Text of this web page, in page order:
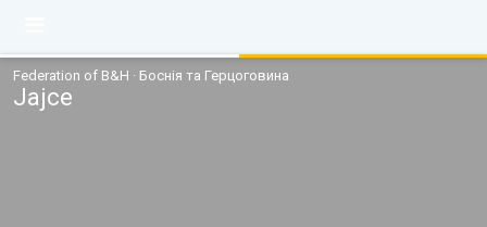
Federation of B&H · Боснія та Герцоговина
Jajce